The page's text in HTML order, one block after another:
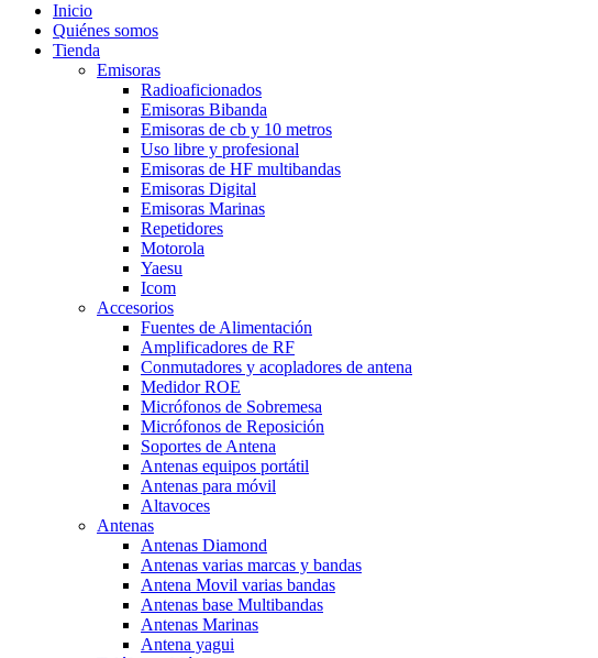
Inicio
Quiénes somos
Tienda
Emisoras
Radioaficionados
Emisoras Bibanda
Emisoras de cb y 10 metros
Uso libre y profesional
Emisoras de HF multibandas
Emisoras Digital
Emisoras Marinas
Repetidores
Motorola
Yaesu
Icom
Accesorios
Fuentes de Alimentación
Amplificadores de RF
Conmutadores y acopladores de antena
Medidor ROE
Micrófonos de Sobremesa
Micrófonos de Reposición
Soportes de Antena
Antenas equipos portátil
Antenas para móvil
Altavoces
Antenas
Antenas Diamond
Antenas varias marcas y bandas
Antena Movil varias bandas
Antenas base Multibandas
Antenas Marinas
Antena yagui